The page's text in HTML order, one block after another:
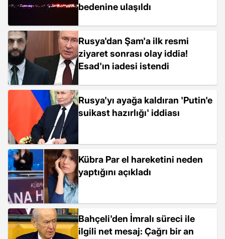
bedenine ulaşıldı
Rusya'dan Şam'a ilk resmi
ziyaret sonrası olay iddia!
Esad'ın iadesi istendi
Rusya'yı ayağa kaldıran 'Putin'e
suikast hazırlığı' iddiası
Kübra Par el hareketini neden
yaptığını açıkladı
Bahçeli'den İmralı süreci ile
ilgili net mesaj: Çağrı bir an